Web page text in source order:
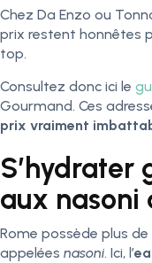
Chez Da Enzo ou
prix restent honnêtes
top.
Consultez donc ici le
Gourmand. Ces
prix vraiment
S’hydrater
aux nasoni
Rome possède plus
appelées nasoni. Ici, l’